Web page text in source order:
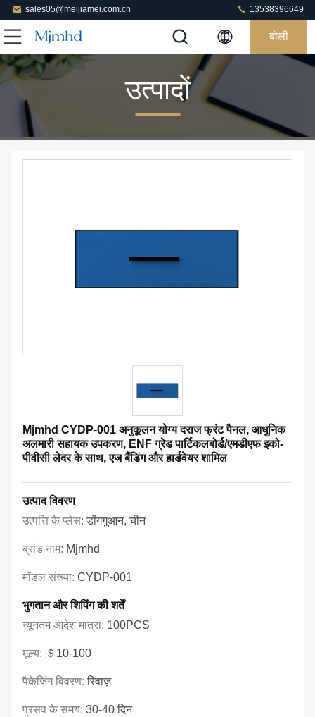
sales05@meijiamei.com.cn 13538396649
बोली
उत्पादों
Mjmhd CYDP-001 अनुकूलन योग्य दराज फ्रंट पैनल, आधुनिक
अलमारी सहायक उपकरण, ENF ग्रेड पार्टिकलबोर्ड/एमडीएफ इको-
पीवीसी लेदर के साथ, एज बैंडिंग और हार्डवेयर शामिल
उत्पाद विवरण
उत्पत्ति के प्लेस:डोंगगुआन, चीन
ब्रांड नाम: Mjmhd
मॉडल संख्या: CYDP-001
भुगतान और शिपिंग की शर्तें
न्यूनतम आदेश मात्रा: 100PCS
मूल्य: ＄10-100
पैकेजिंग विवरण:रिवाज़
प्रसव के समय: 30-40 दिन